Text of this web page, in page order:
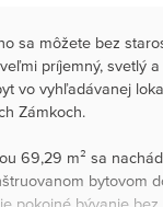
sa môžete bez
príjemný, svetlý
vo vyhľadávanej
Zámkoch.
69,29 m² sa
bytovom